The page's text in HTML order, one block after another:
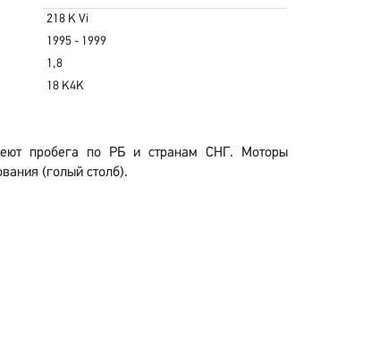
218 K Vi
1995 - 1999
1,8
18 K4K
пробега по РБ и странам СНГ. Моторы
(голый столб).